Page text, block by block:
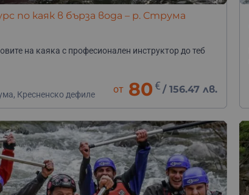
по каяк в бърза вода – р. Струма
на каяка с професионален инструктор до теб
Кресненско дефиле
от 80 € /156.47 лв.